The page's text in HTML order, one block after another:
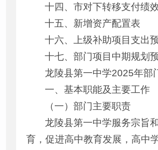
十四、市对下转移支付绩
十五、新增资产配置表
十六、上级补助项目支出
十七、部门项目中期规划
龙陵县第一中学2025年部
一、基本职能及主要工作
（一）部门主要职责
龙陵县第一中学服务宗旨
育，促进高中教育发展，高中